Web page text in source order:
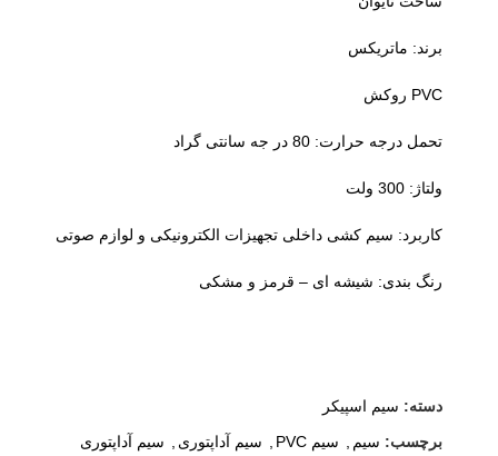
برند: ماتریکس
روکش PVC
تحمل درجه حرارت: 80 در جه سانتی گراد
ولتاژ: 300 ولت
کاربرد: سیم کشی داخلی تجهیزات الکترونیکی و لوازم صوتی
رنگ بندی: شیشه ای – قرمز و مشکی
دسته: سیم اسپیکر
برچسب: سیم سیم PVC سیم آداپتوری
سیم آداپتوری